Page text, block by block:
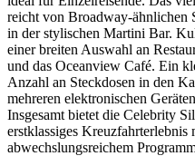
reicht von Broadway-ähnlichen
in der stylischen Martini Bar.
einer breiten Auswahl an
und das Oceanview Café. Ein
Anzahl an Steckdosen in den
mehreren elektronischen
Insgesamt bietet die Celebrity
erstklassiges
abwechslungsreichem